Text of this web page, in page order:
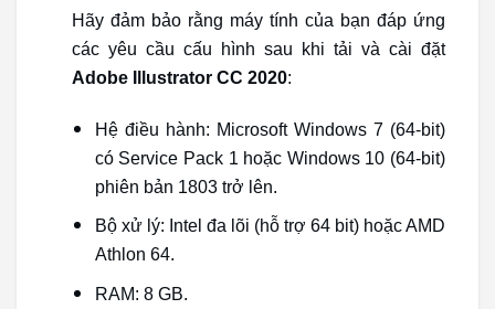
Hãy đảm bảo rằng máy tính của bạn đáp ứng
các yêu cầu cấu hình sau khi tải và cài đặt
Adobe Illustrator CC 2020:
Hệ điều hành: Microsoft Windows 7 (64-bit)
có Service Pack 1 hoặc Windows 10 (64-bit)
phiên bản 1803 trở lên.
Bộ xử lý: Intel đa lõi (hỗ trợ 64 bit) hoặc AMD
Athlon 64.
RAM: 8 GB.